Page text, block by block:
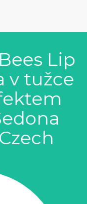
Lip
v tužce